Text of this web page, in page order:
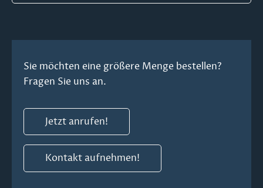
Sie möchten eine größere Menge bestellen?
Fragen Sie uns an.
Jetzt anrufen!
Kontakt aufnehmen!